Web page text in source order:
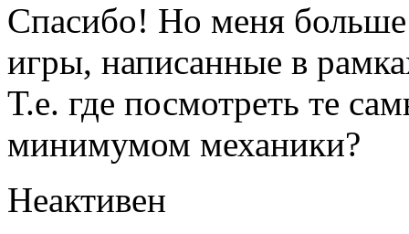
Спасибо! Но меня больше
игры, написанные в
Т.е. где посмотреть те
минимумом механики?
Неактивен